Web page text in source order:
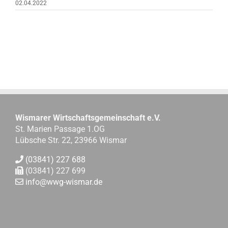
02.04.2022
Wismarer Wirtschaftsgemeinschaft e.V.
St. Marien Passage 1.OG
Lübsche Str. 22, 23966 Wismar
(03841) 227 688
(03841) 227 699
info@wwg-wismar.de